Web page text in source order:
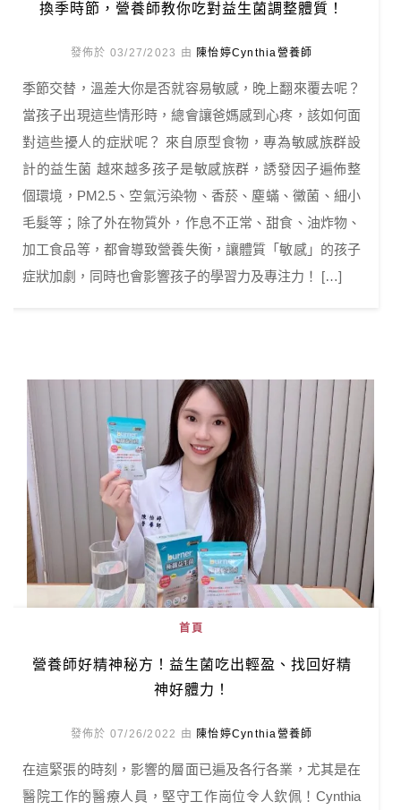
換季時節，營養師教你吃對益生菌調整體質！
發佈於 03/27/2023 由 陳怡婷Cynthia營養師
季節交替，溫差大你是否就容易敏感，晚上翻來覆去呢？
當孩子出現這些情形時，總會讓爸媽感到心疼，該如何面
對這些擾人的症狀呢？ 來自原型食物，專為敏感族群設
計的益生菌 越來越多孩子是敏感族群，誘發因子遍佈整
個環境，PM2.5、空氣污染物、香菸、塵蟎、黴菌、細小
毛髮等；除了外在物質外，作息不正常、甜食、油炸物、
加工食品等，都會導致營養失衡，讓體質「敏感」的孩子
症狀加劇，同時也會影響孩子的學習力及專注力！ […]
首頁
營養師好精神秘方！益生菌吃出輕盈、找回好精
神好體力！
發佈於 07/26/2022 由 陳怡婷Cynthia營養師
在這緊張的時刻，影響的層面已遍及各行各業，尤其是在
醫院工作的醫療人員，堅守工作崗位令人欽佩！Cynthia